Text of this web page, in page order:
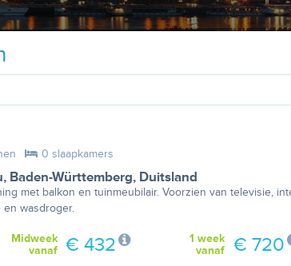
0 slaapkamers
, Baden-Württemberg, Duitsland
met balkon en tuinmeubilair. Voorzien van televisie,
en wasdroger.
1 week
vanaf
€ 720
Midweek
vanaf
€ 432